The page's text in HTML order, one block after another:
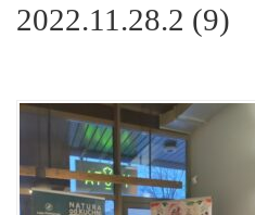
2022.11.28.2 (9)